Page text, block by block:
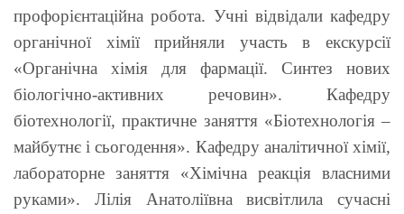
профорієнтаційна робота. Учні відвідали кафедру
органічної хімії прийняли участь в екскурсії
«Органічна хімія для фармації. Синтез нових
біологічно-активних речовин». Кафедру
біотехнології, практичне заняття «Біотехнологія –
майбутнє і сьогодення». Кафедру аналітичної хімії,
лабораторне заняття «Хімічна реакція власними
руками». Лілія Анатоліївна висвітлила сучасні